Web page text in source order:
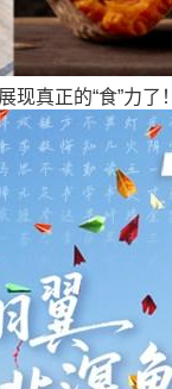
现真正的“食”力了！